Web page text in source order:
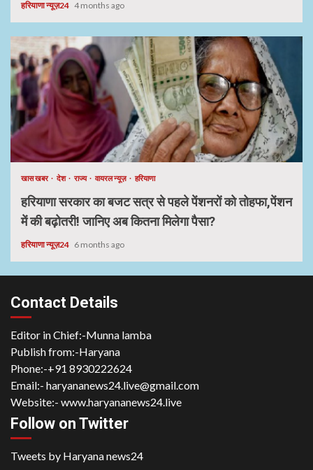
हरियाणा न्यूज़24 4 months ago
खास खबर देश राज्य वायरल न्यूज़ हरियाणा
हरियाणा सरकार का बजट सत्र से पहले पेंशनरों को तोहफा,पेंशन
में की बढ़ोतरी! जानिए अब कितना मिलेगा पैसा?
हरियाणा न्यूज़24 6 months ago
Contact Details
Editor in Chief:-Munna lamba
Publish from:-Haryana
Phone:-+91 8930222624
Email:- haryananews24.live@gmail.com
Website:- www.haryananews24.live
Follow on Twitter
Tweets by Haryana news24